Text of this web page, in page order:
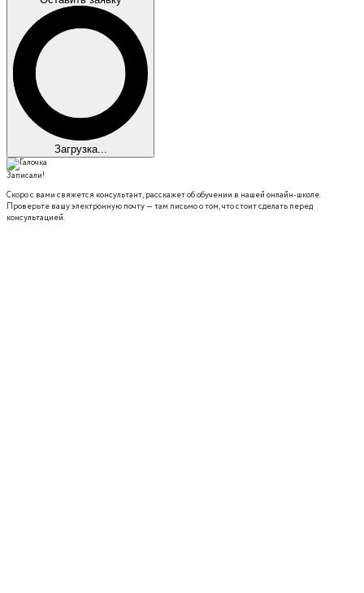
Загрузка...
Записали!
Скоро с вами свяжется консультант, расскажет об обучении в нашей онлайн-школе.
Проверьте вашу электронную почту — там письмо о том, что стоит сделать перед
консультацией.